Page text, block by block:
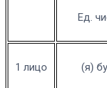
Ед.
1 лицо (я)